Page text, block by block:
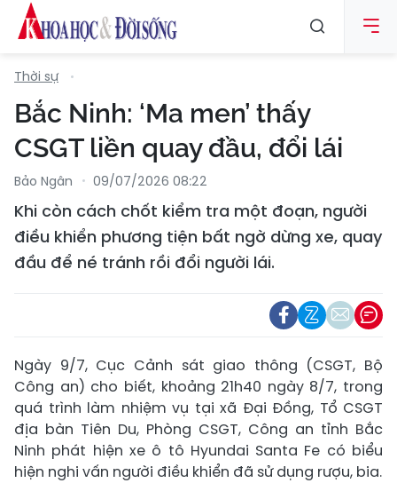
Thời sự
Bắc Ninh: ‘Ma men’ thấy
CSGT liền quay đầu, đổi lái
Bảo Ngân 09/07/2026 08:22
Khi còn cách chốt kiểm tra một đoạn, người
điều khiển phương tiện bất ngờ dừng xe, quay
đầu để né tránh rồi đổi người lái.
Ngày 9/7, Cục Cảnh sát giao thông (CSGT, Bộ
Công an) cho biết, khoảng 21h40 ngày 8/7, trong
quá trình làm nhiệm vụ tại xã Đại Đồng, Tổ CSGT
địa bàn Tiên Du, Phòng CSGT, Công an tỉnh Bắc
Ninh phát hiện xe ô tô Hyundai Santa Fe có biểu
hiện nghi vấn người điều khiển đã sử dụng rượu, bia.